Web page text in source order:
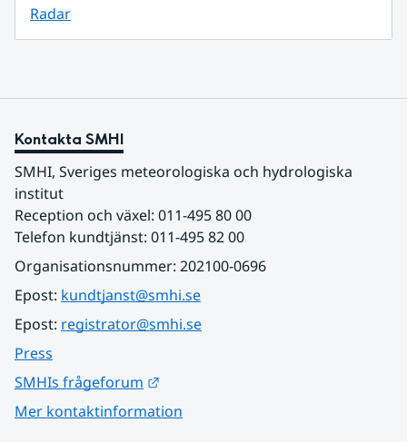
Radar
Kontakta SMHI
SMHI, Sveriges meteorologiska och hydrologiska
institut
Reception och växel: 011-495 80 00
Telefon kundtjänst: 011-495 82 00
Organisationsnummer: 202100-0696
Epost: kundtjanst@smhi.se
Epost: registrator@smhi.se
Press
SMHIs frågeforum
Mer kontaktinformation